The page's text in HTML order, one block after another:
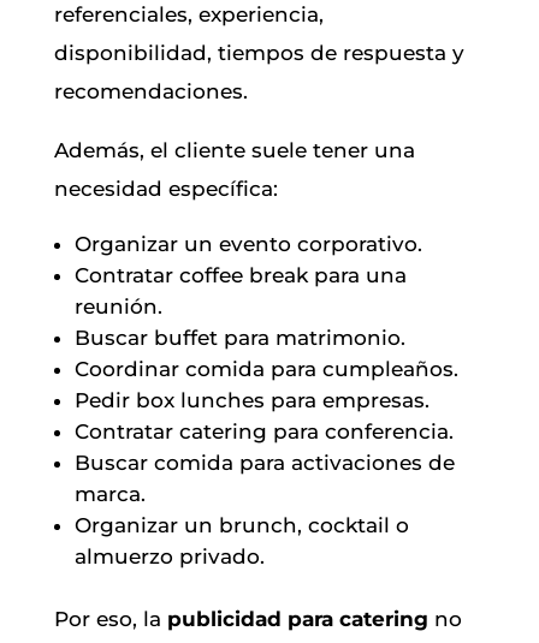
referenciales, experiencia,
disponibilidad, tiempos de respuesta y
recomendaciones.
Además, el cliente suele tener una
necesidad específica:
Organizar un evento corporativo.
Contratar coffee break para una
reunión.
Buscar buffet para matrimonio.
Coordinar comida para cumpleaños.
Pedir box lunches para empresas.
Contratar catering para conferencia.
Buscar comida para activaciones de
marca.
Organizar un brunch, cocktail o
almuerzo privado.
Por eso, la publicidad para catering no